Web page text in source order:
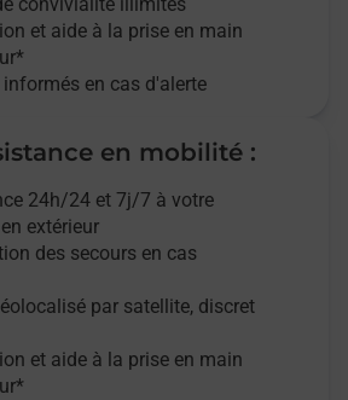
convivialité illimités
et aide à la prise en main
informés en cas d'alerte
en mobilité :
24h/24 et 7j/7 à votre
extérieur
des secours en cas
par satellite, discret
et aide à la prise en main